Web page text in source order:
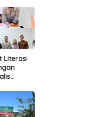
Literasi
Layanan